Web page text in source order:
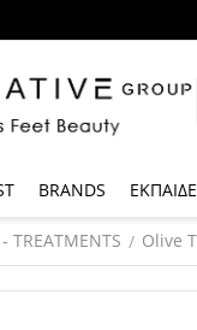
BRANDS
- TREATMENTS / Olive